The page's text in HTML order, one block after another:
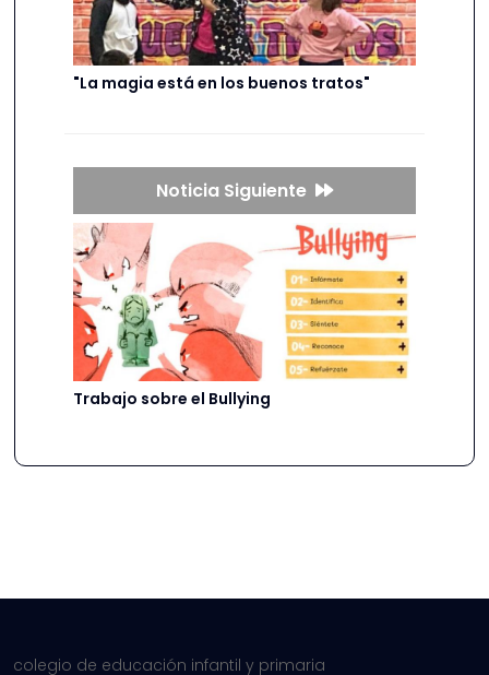
"La magia está en los buenos tratos"
Noticia Siguiente
Trabajo sobre el Bullying
colegio de educación infantil y primaria